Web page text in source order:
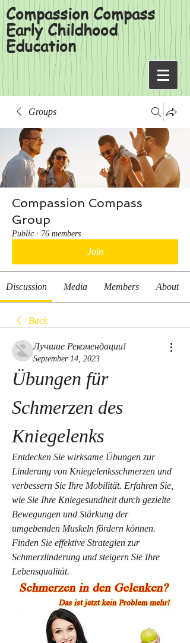
Compassion Compass
Early Childhood
Education
Groups
Compassion Compass
Group
Public · 76 members
Join
Discussion Media Members About
Back
Лучшие Рекомендации!
September 14, 2023
Übungen für
Schmerzen des
Kniegelenks
Entdecken Sie wirksame Übungen zur
Linderung von Kniegelenksschmerzen und
verbessern Sie Ihre Mobilität. Erfahren Sie,
wie Sie Ihre Kniegesundheit durch gezielte
Bewegungen und Stärkung der
umgebenden Muskeln fördern können.
Finden Sie effektive Strategien zur
Schmerzlinderung und steigern Sie Ihre
Lebensqualität.